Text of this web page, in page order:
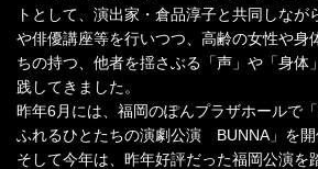
トとして、演出家・倉品淳子と共同しなが
や俳優講座等を行いつつ、高齢の女性や身
ちの持つ、他者を揺さぶる「声」や「身体
践してきました。
昨年6月には、福岡のぽんプラザホールで
ふれるひとたちの演劇公演 BUNNA」を開
そして今年は、昨年好評だった福岡公演を